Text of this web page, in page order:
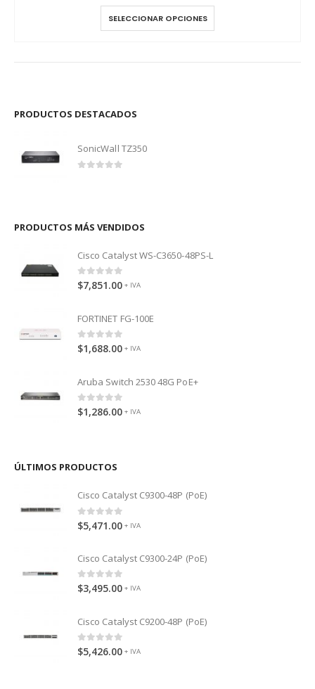
SELECCIONAR OPCIONES
PRODUCTOS DESTACADOS
SonicWall TZ350
PRODUCTOS MÁS VENDIDOS
Cisco Catalyst WS-C3650-48PS-L
0out of 5
$7,851.00 + IVA
FORTINET FG-100E
0out of 5
$1,688.00 + IVA
Aruba Switch 2530 48G PoE+
0out of 5
$1,286.00 + IVA
ÚLTIMOS PRODUCTOS
Cisco Catalyst C9300-48P (PoE)
0out of 5
$5,471.00 + IVA
Cisco Catalyst C9300-24P (PoE)
0out of 5
$3,495.00 + IVA
Cisco Catalyst C9200-48P (PoE)
0out of 5
$5,426.00 + IVA